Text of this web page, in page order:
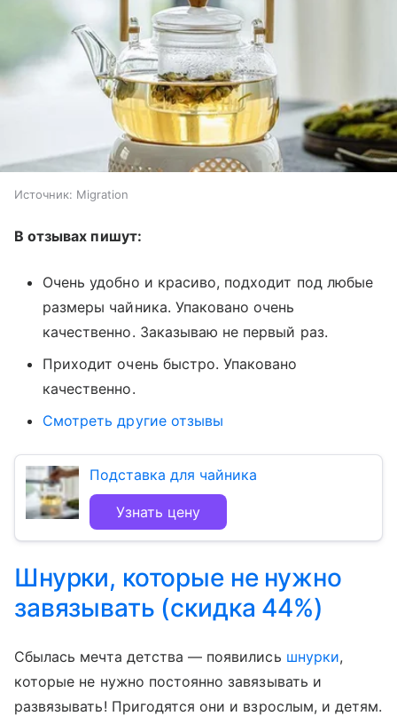
Источник: Migration
В отзывах пишут:
Очень удобно и красиво, подходит под любые
размеры чайника. Упаковано очень
качественно. Заказываю не первый раз.
Приходит очень быстро. Упаковано
качественно.
Смотреть другие отзывы
Подставка для чайника
Узнать цену
Шнурки, которые не нужно
завязывать (скидка 44%)
Сбылась мечта детства — появились шнурки,
которые не нужно постоянно завязывать и
развязывать! Пригодятся они и взрослым, и детям.